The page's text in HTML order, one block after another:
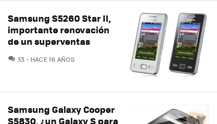
Samsung S5260 Star II,
importante renovación
de un superventas
33 COMENTARIOS
HACE 16 AÑOS
Samsung Galaxy Cooper
S5830, ¿un Galaxy S para